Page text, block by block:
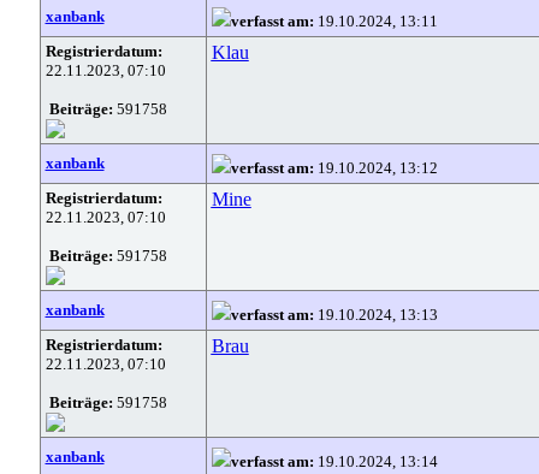
xanbank verfasst am: 19.10.2024, 13:11
Registrierdatum:
22.11.2023, 07:10
Beiträge: 591758
Klau
xanbank verfasst am: 19.10.2024, 13:12
Registrierdatum:
22.11.2023, 07:10
Beiträge: 591758
Mine
xanbank verfasst am: 19.10.2024, 13:13
Registrierdatum:
22.11.2023, 07:10
Beiträge: 591758
Brau
xanbank verfasst am: 19.10.2024, 13:14